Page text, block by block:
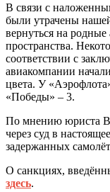
В связи с
были утрачены
вернуться на
пространства.
соответствии с
авиакомпании
цвета. У
«Победы» – 3.
По мнению юриста
через суд в
задержанных
О санкциях,
здесь.